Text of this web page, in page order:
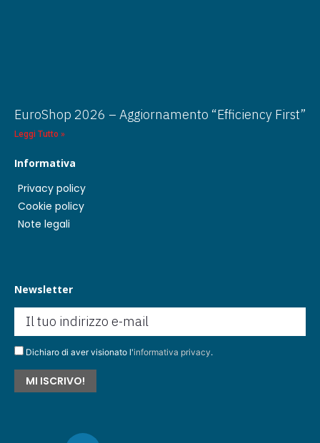
EuroShop 2026 – Aggiornamento “Efficiency First”
Leggi Tutto »
Informativa
Privacy policy
Cookie policy
Note legali
Newsletter
Dichiaro di aver visionato l'informativa privacy.